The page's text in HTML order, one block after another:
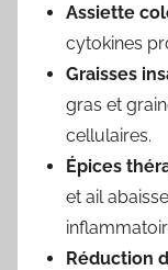
Assiette
cytokines
Graisses
gras et
cellulaires.
Épices
et ail
Réduction